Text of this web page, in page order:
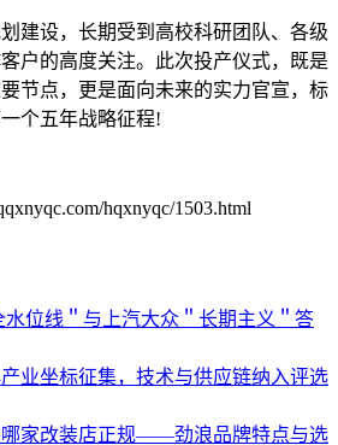
建设，长期受到高校科研团队、各级
户的高度关注。此次投产仪式，既是
节点，更是面向未来的实力官宣，标
个五年战略征程!
hqxnyqc/1503.html
位线＂与上汽大众＂长期主义＂答
业坐标征集，技术与供应链纳入评选
哪家改装店正规——劲浪品牌特点与选